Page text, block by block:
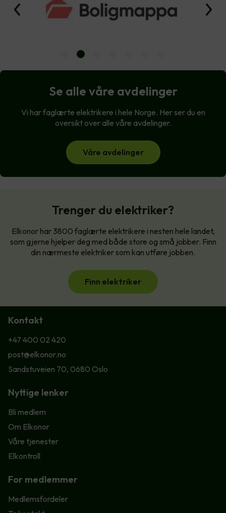
Se alle våre avdelinger
Vi har faglærte elektrikere i hele Norge. Her ser du en
oversikt over alle våre avdelinger.
Våre avdelinger
Trenger du elektriker?
Elkonor har 3800 faglærte elektrikere i nesten hele landet,
som gjerne hjelper deg med både store og små jobber. Finn
din nærmeste elektriker som kan utføre jobben.
Finn elektriker
Kontakt
+47 400 02 420
post@elkonor.no
Sandstuveien 70, 0680 Oslo
Nyttige lenker
Bli medlem
Om Elkonor
Våre tjenester
Elkontroll
For medlemmer
Medlemsfordeler